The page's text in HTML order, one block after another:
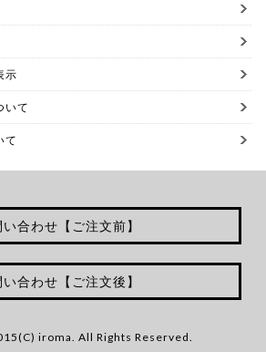
示
いて
て
い合わせ【ご注文前】
い合わせ【ご注文後】
iroma. All Rights Reserved.